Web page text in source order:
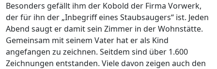
Besonders gefällt ihm der Kobold der Firma Vorwerk,
der für ihn der „Inbegriff eines Staubsaugers“ ist. Jeden
Abend saugt er damit sein Zimmer in der Wohnstätte.
Gemeinsam mit seinem Vater hat er als Kind
angefangen zu zeichnen. Seitdem sind über 1.600
Zeichnungen entstanden. Viele davon zeigen auch den